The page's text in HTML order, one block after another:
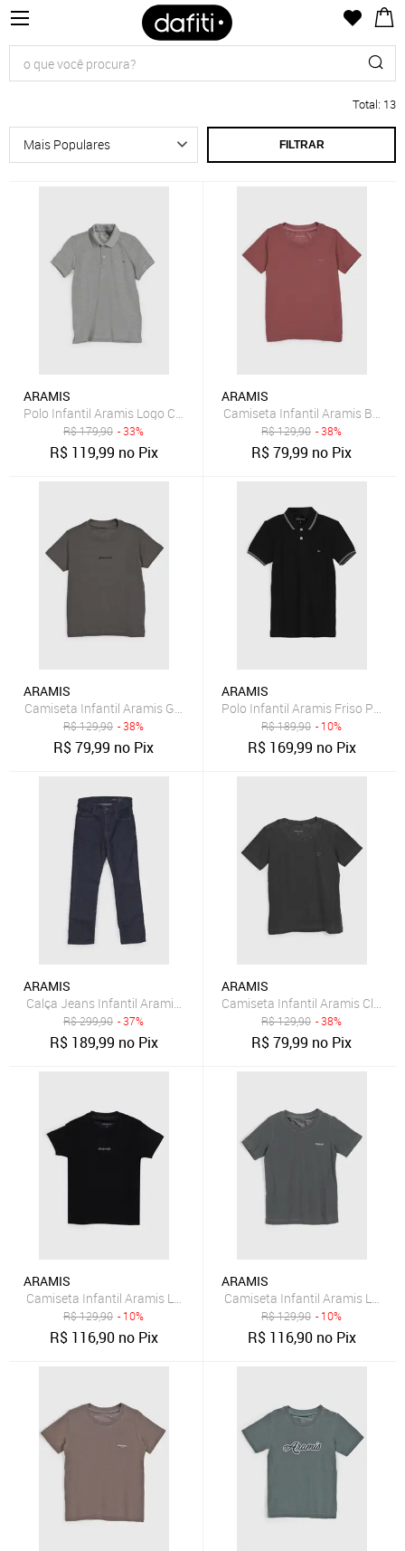
Total: 13
FILTRAR
ARAMIS
Polo Infantil Aramis Logo Cinza
R$179,90 - 33%
R$ 119,99 no Pix
ARAMIS
Camiseta Infantil Aramis
R$129,90 - 38%
R$79,99 no Pix
ARAMIS
Camiseta Infantil Aramis Gola Redonda Cinza
R$129,90 - 38%
R$79,99 no Pix
ARAMIS
Polo Infantil Aramis Friso Preta
R$189,90 - 10%
R$ 169,99 no Pix
ARAMIS
Calça Jeans Infantil Aramis Reta Azul Escuro
R$299,90 - 37%
R$ 189,99 no Pix
ARAMIS
Camiseta Infantil Aramis
R$129,90 - 38%
R$79,99 no Pix
ARAMIS
Camiseta Infantil Aramis Logo Preta
R$129,90 - 10%
R$ 116,90no Pix
ARAMIS
Camiseta Infantil Aramis Logo
R$129,90 - 10%
R$ 116,90no Pix